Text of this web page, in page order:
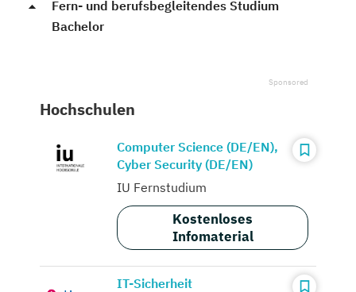
Fern- und berufsbegleitendes Studium
Bachelor
Hochschulen
Computer Science (DE/EN),
Cyber Security (DE/EN)
IU Fernstudium
Kostenloses
Infomaterial
IT-Sicherheit